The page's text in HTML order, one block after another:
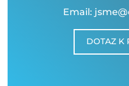
Email:
DOTAZ K